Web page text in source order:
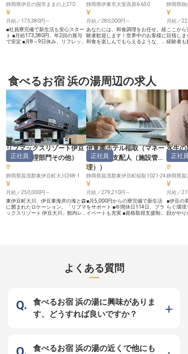
静岡県伊豆の国市ままの上270
月給／173,380円～
■社員寮完備で新生活も安心スター
ト ■月給173,380円、年2回の賞与
で安定 ■月8～9日休み、リフレッシ
ぐひとときを提供しています。 旬
の食材を活かしたお料理は、五感で
楽しむ芸術品。 お客様の笑顔のた
めに、一品一品に真心を込めていま
す。 日本の伝統美と現代の快適さ
を融合させた空間で、お客様にとっ
て忘れられない思い出を創り出すこ
とが私たちの喜びです。 温かいお
もてなしの心で、お客様をお迎えす
る仲間を募集しています。 ーー
【安心して長く働ける環境と、成長
を支えるサポート体制】 当施設で
は、スタッフ一人ひとりが安心して
長く働ける環境を大切にしていま
す。 社員寮を完備しており、遠方
からのご入職もスムーズです。 社
会保険完備はもちろん、従業員食堂
や健康管理支援など、日々の生活を
支える福利厚生も充実。 資格取得
支援制度もあり、あなたのキャリア
アップを積極的に応援します。 経
験を活かし、さらにスキルを磨きた
い方、おもてなしのプロを目指した
い方に最適な職場です。 ※2026年
静岡県伊東市大室高原6-650
月給／280,000円～
あなたには、和食調理をお任せ。経
験者歓迎します！世界中のお客様に
和食を楽しんでもらえるような、ワ
アも磨ける環境です。ペットと泊ま
れる客室を備えた「別邸石の家」。
全7客室と小規模だからこそでき
る、きめ細かなサービスの実現を目
指しています。※この求人は2023年
9月4日時点の情報です
静岡県熱
月給／
ここか
目指しま
経験者も
の夢に向
志高く働
ており
月4日時
食べるお宿 浜の湯周辺の求人
リブマックスリゾート伊豆
大川（調理部門その他）
正社員
静岡県賀茂郡東伊豆町大川248-1
月給／250,000円～
東伊豆町大川、伊豆東海岸の海と森
に囲まれたロケーション。「リブマ
ックスリゾート 伊豆大川」館内レ
ご経験に応じてポジション・待遇を
じて相談可 ■まかないあり！マイカ
ー通勤OK ■経験者は副料理長・料
理長候補としても歓迎 《安定企業
ならでは！働きやすさを追求したサ
基盤をもつ当社ならではの好待遇を
ご用意しています。社員寮は2万円
伊東園ホテル稲取（マネー
ジャー・支配人（施設管
理）
）
正社員
静岡県賀茂郡東伊豆町稲取1021-24
月給／279,210円～
■月5,000円からの寮完備で新生活
をサポート ■年間休日114日、プラ
イベートも充実 ■資格取得支援制度
まで、多岐にわたる業務を通じて、
お客様に快適な時間を提供します。
あなたの専門知識と細やかな気配り
た環境でキャリアを築く】 経験豊
富な方はもちろん、新たな挑戦を求
める方も歓迎いたします。 社会保
険完備、企業型確定拠出年金制度な
ト。 施設管理長候補として、将来
を見据えたキャリアパスを描ける職
水生の
フ）
正社員
静岡県賀
月給／
■伊豆の
らぐ環境
顔がやり
でしょう。 ーー【未経験から
おり、
よくある質問
食べるお宿 浜の湯に興味がありま
す、どうすれば良いですか？
食べるお宿 浜の湯の近くで他にも